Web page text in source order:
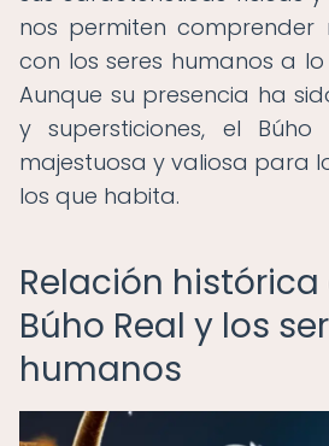
nos permiten comprender
con los seres humanos a
Aunque su presencia ha
y supersticiones, el
majestuosa y valiosa para
los que habita.
Relación histórica
Búho Real y los
humanos